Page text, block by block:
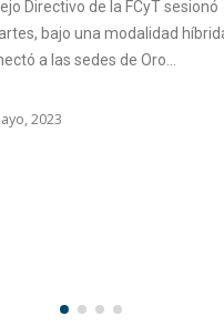
coordinación de pasantías
de la Secretaria de Extensión